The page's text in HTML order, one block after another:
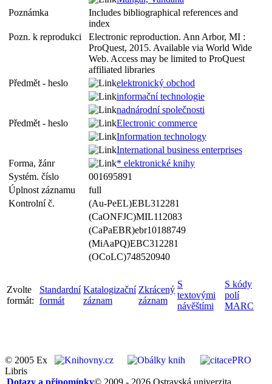
Poznámka
Includes bibliographical references and
index
Pozn. k reprodukci
Electronic reproduction. Ann Arbor, MI :
ProQuest, 2015. Available via World Wide
Web. Access may be limited to ProQuest
affiliated libraries
Předmět - heslo
elektronický obchod
informační technologie
nadnárodní společnosti
Předmět - heslo
Electronic commerce
Information technology
International business enterprises
Forma, žánr
* elektronické knihy
Systém. číslo
001695891
Úplnost záznamu
full
Kontrolní č.
(Au-PeEL)EBL312281
(CaONFJC)MIL112083
(CaPaEBR)ebr10188749
(MiAaPQ)EBC312281
(OCoLC)748520940
Zvolte
formát:
Standardní
formát
Katalogizační
záznam
Zkrácený
záznam
S
textovými
návěštími
S kódy
polí
MARC
© 2005 Ex
Libris
© 2009 - 2026 Ostravská univerzita
Dotazy a připomínky